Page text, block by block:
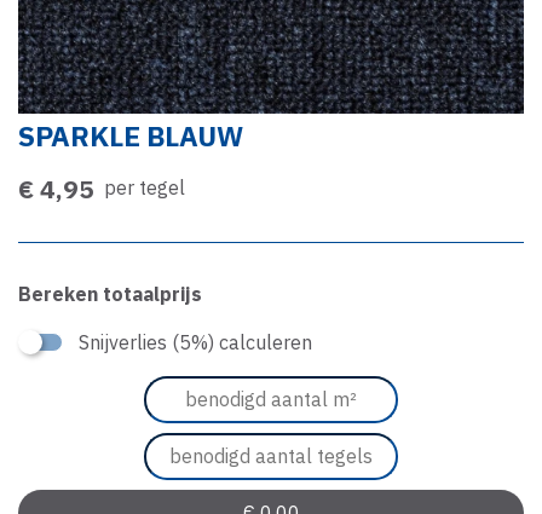
SPARKLE BLAUW
€ 4,95 per tegel
Bereken totaalprijs
Snijverlies (5%) calculeren